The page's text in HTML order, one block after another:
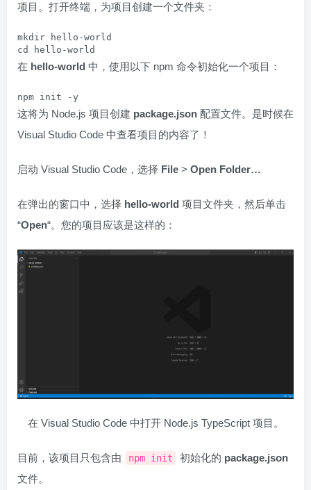
项目。打开终端，为项目创建一个文件夹：
mkdir hello-world
cd hello-world
在 hello-world 中，使用以下 npm 命令初始化一个项目：
npm init -y
这将为 Node.js 项目创建 package.json 配置文件。是时候在
Visual Studio Code 中查看项目的内容了！
启动 Visual Studio Code，选择 File > Open Folder…
在弹出的窗口中，选择 hello-world 项目文件夹，然后单击
“Open“。您的项目应该是这样的：
在 Visual Studio Code 中打开 Node.js TypeScript 项目。
目前，该项目只包含由 npm init 初始化的 package.json
文件。